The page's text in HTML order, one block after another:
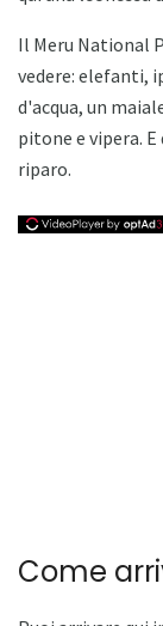
Il Meru National
vedere: elefanti,
d'acqua, un
pitone e vipera.
riparo.
Come